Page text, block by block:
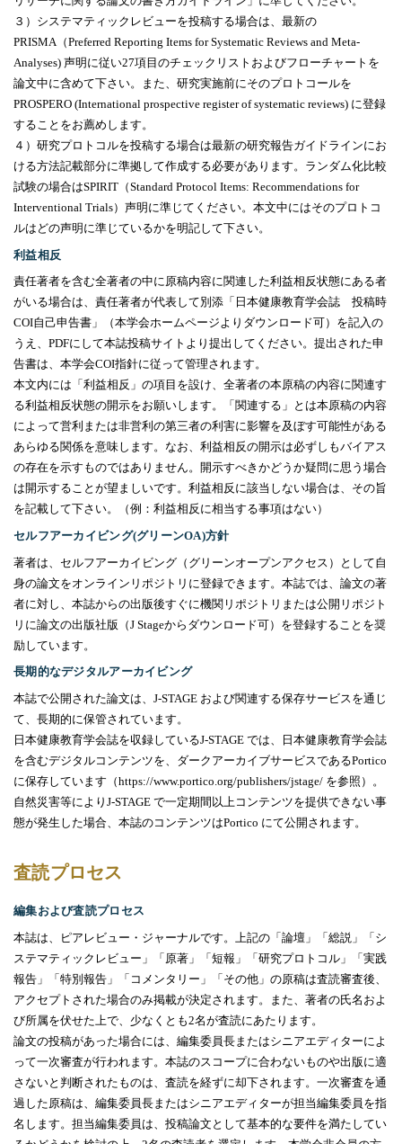
３）システマティックレビューを投稿する場合は、最新の
PRISMA （Preferred Reporting Items for Systematic Reviews and Meta-
Analyses) 声明に従い27項目のチェックリストおよびフローチャートを
論文中に含めて下さい。また、研究実施前にそのプロトコールを
PROSPERO (International prospective register of systematic reviews) に登録
することをお薦めします。
４）研究プロトコルを投稿する場合は最新の研究報告ガイドラインにお
ける方法記載部分に準拠して作成する必要があります。ランダム化比較
試験の場合はSPIRIT （Standard Protocol Items: Recommendations for
Interventional Trials）声明に準じてください。本文中にはそのプロトコ
ルはどの声明に準じているかを明記して下さい。
利益相反
責任著者を含む全著者の中に原稿内容に関連した利益相反状態にある者
がいる場合は、責任著者が代表して別添「日本健康教育学会誌 投稿時
COI自己申告書」（本学会ホームページよりダウンロード可）を記入の
うえ、 PDFにして本誌投稿サイトより提出してください。提出された申
告書は、本学会COI指針に従って管理されます。
本文内には「利益相反」の項目を設け、全著者の本原稿の内容に関連す
る利益相反状態の開示をお願いします。「関連する」とは本原稿の内容
によって営利または非営利の第三者の利害に影響を及ぼす可能性がある
あらゆる関係を意味します。なお、利益相反の開示は必ずしもバイアス
の存在を示すものではありません。開示すべきかどうか疑問に思う場合
は開示することが望ましいです。利益相反に該当しない場合は、その旨
を記載して下さい。（例：利益相反に相当する事項はない）
セルフアーカイビング(グリーンOA)方針
著者は、セルフアーカイビング（グリーンオープンアクセス）として自
身の論文をオンラインリポジトリに登録できます。本誌では、論文の著
者に対し、本誌からの出版後すぐに機関リポジトリまたは公開リポジト
リに論文の出版社版（J Stageからダウンロード可）を登録することを奨
励しています。
長期的なデジタルアーカイビング
本誌で公開された論文は、 J-STAGE および関連する保存サービスを通じ
て、長期的に保管されています。
日本健康教育学会誌を収録しているJ-STAGE では、日本健康教育学会誌
を含むデジタルコンテンツを、ダークアーカイブサービスであるPortico
に保存しています（https://www.portico.org/publishers/jstage/ を参照）。
自然災害等により J-STAGE で一定期間以上コンテンツを提供できない事
態が発生した場合、本誌のコンテンツはPortico にて公開されます。
査読プロセス
編集および査読プロセス
本誌は、ピアレビュー・ジャーナルです。上記の「論壇」「総説」「シ
ステマティックレビュー」「原著」「短報」「研究プロトコル」「実践
報告」「特別報告」「コメンタリー」「その他」の原稿は査読審査後、
アクセプトされた場合のみ掲載が決定されます。また、著者の氏名およ
び所属を伏せた上で、少なくとも2名が査読にあたります。
論文の投稿があった場合には、編集委員長またはシニアエディターによ
って一次審査が行われます。本誌のスコープに合わないものや出版に適
さないと判断されたものは、査読を経ずに却下されます。一次審査を通
過した原稿は、編集委員長またはシニアエディターが担当編集委員を指
名します。担当編集委員は、投稿論文として基本的な要件を満たしてい